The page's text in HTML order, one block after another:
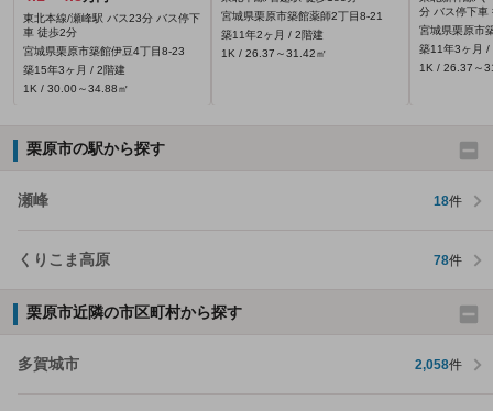
東北本線/瀬峰駅 バス23分 バス停下
車 徒歩2分
宮城県栗原市築館伊豆4丁目8-23
築15年3ヶ月 / 2階建
1K / 30.00～34.88㎡
宮城県栗原市築館薬師2丁目8-21
築11年2ヶ月 / 2階建
1K / 26.37～31.42㎡
分 バス停下車
宮城県栗原市
築11年3ヶ月 /
1K / 26.37～
栗原市の駅から探す
瀬峰 18件
くりこま高原 78件
栗原市近隣の市区町村から探す
多賀城市 2,058件